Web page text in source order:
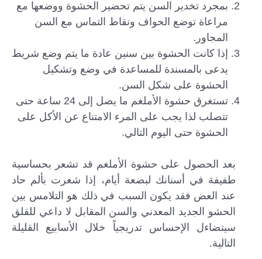
بمجرد تخدير السن يتم تحضير الحشوة ووضعها مع
مراعاة توضع الحواف ونقاط التماس مع السن
المجاور.
إذا كانت الحشوة بين سنين عادة ما يتم وضع شريط
يدعى بالمسندة للمساعدة في وضع وتشكيل
الحشوة على شكل السن.
تستغرق حشوة الأملغم ما يصل إلى 24 ساعة حتى
تتصلب لذا يجب على المرء الامتناع عن الأكل على
الحشوة حتى اليوم التالي.
بعد الحصول على حشوة الأملغم قد تشعر بحساسية
طفيفة في أسنانك لبضعة أيام، إذا شعرت بألم حاد
عند العض فقد يكون السبب في ذلك هو التلامس بين
الحشو الجديد المعدني والسن المقابل لا داعي للقلق
سيتضاءل الإحساس تدريجياً خلال الأسابيع القليلة
التالية.